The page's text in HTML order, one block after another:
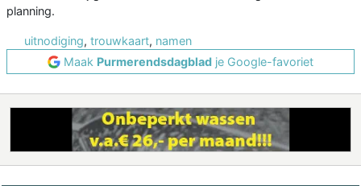
planning.
uitnodiging, trouwkaart, namen
Maak Purmerendsdagblad je Google-favoriet